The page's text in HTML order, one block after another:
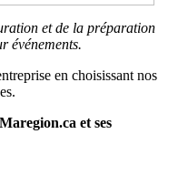
et de la préparation
événements.
en choisissant nos
et ses